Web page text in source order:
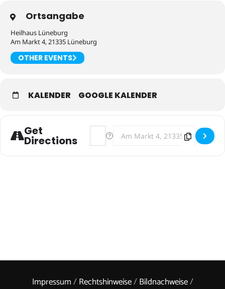
Ortsangabe
Heilhaus Lüneburg
Am Markt 4, 21335 Lüneburg
OTHER EVENTS
KALENDER GOOGLE KALENDER
Get
Directions
Address - Ho'oponopono-Workshop
Destination Address -
Impressum/Rechtshinweise/Bildnachweise/